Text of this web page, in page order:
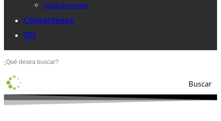
Aplicaciones
Contáctenos
SCI
Buscar